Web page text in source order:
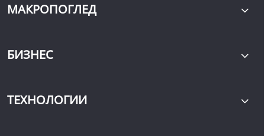
МАКРОПОГЛЕД
БИЗНЕС
ТЕХНОЛОГИИ